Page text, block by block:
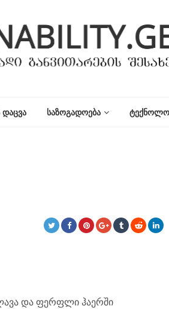
ᲡᲐᲖᲝᲒᲐᲓᲝᲔᲑᲐ
და ფერფლი ჰაერში